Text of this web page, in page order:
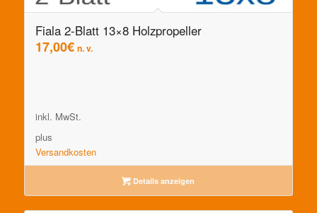
Fiala 2-Blatt 13×8 Holzpropeller
17,00€ n. v.
inkl. MwSt.
plus
Versandkosten
Details anzeigen